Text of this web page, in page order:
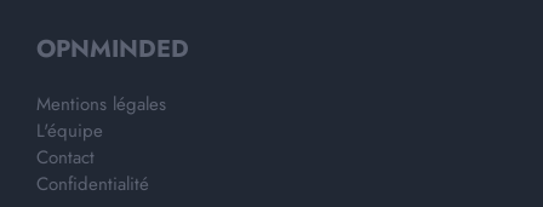
OPNMINDED
Mentions légales
L'équipe
Contact
Confidentialité